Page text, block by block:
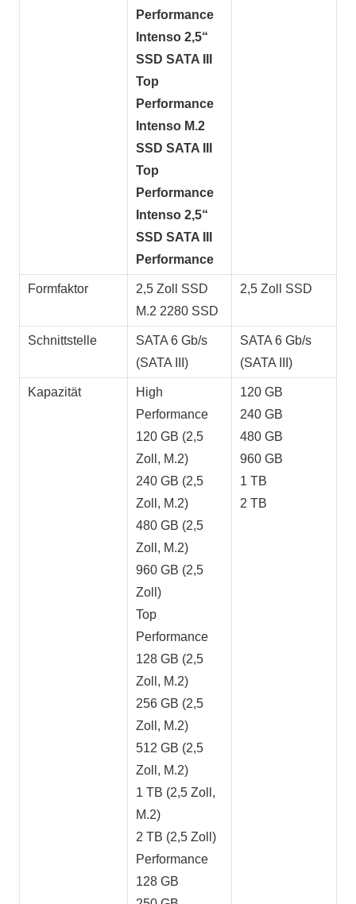
Performance
Intenso 2,5“
SSD SATA III
Top
Performance
Intenso M.2
SSD SATA III
Top
Performance
Intenso 2,5“
SSD SATA III
Performance
Formfaktor
2,5 Zoll SSD
M.2 2280 SSD
2,5 Zoll SSD
Schnittstelle
SATA 6 Gb/s
(SATA III)
SATA 6 Gb/s
(SATA III)
Kapazität
High
Performance
120 GB (2,5
Zoll, M.2)
240 GB (2,5
Zoll, M.2)
480 GB (2,5
Zoll, M.2)
960 GB (2,5
Zoll)
Top
Performance
128 GB (2,5
Zoll, M.2)
256 GB (2,5
Zoll, M.2)
512 GB (2,5
Zoll, M.2)
1 TB (2,5 Zoll,
M.2)
2 TB (2,5 Zoll)
Performance
128 GB
120 GB
240 GB
480 GB
960 GB
1 TB
2 TB